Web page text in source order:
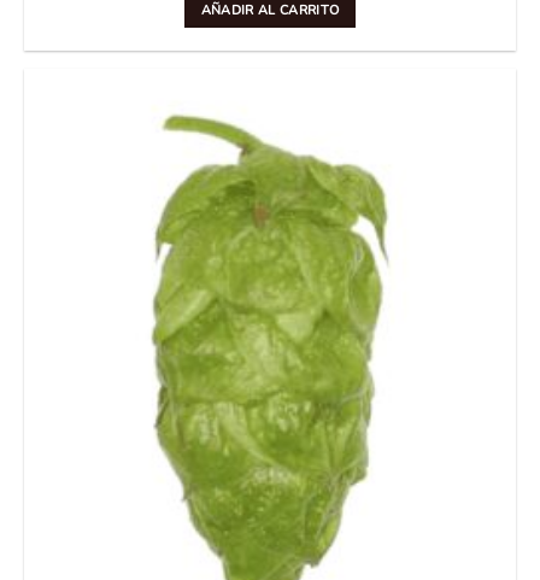
AÑADIR AL CARRITO